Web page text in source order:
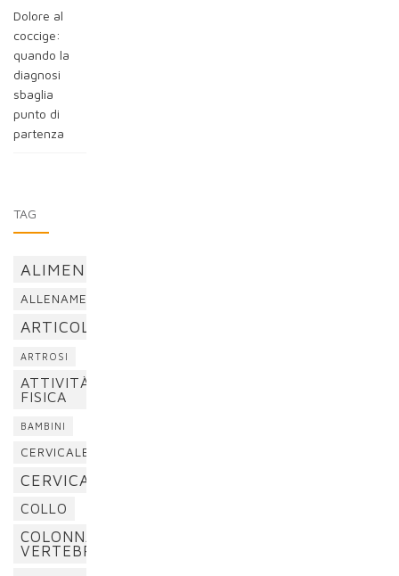
Dolore al
coccige:
quando la
diagnosi
sbaglia
punto di
partenza
TAG
ALIMENTAZIONE
ALLENAMENTO
ARTICOLAZIONI
ARTROSI
ATTIVITÀ
FISICA
BAMBINI
CERVICALE
CERVICALGIA
COLLO
COLONNA
VERTEBRALE